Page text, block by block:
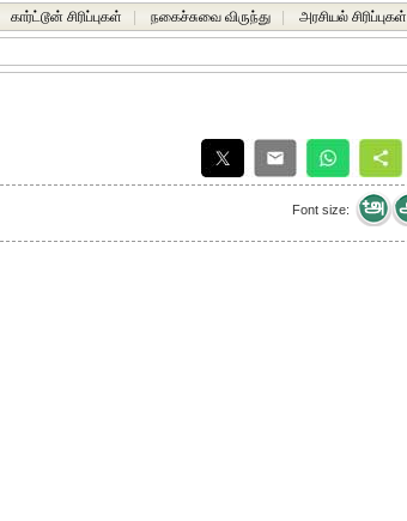
கார்ட்டூன் சிரிப்புகள் நகைச்சுவை விருந்து அரசியல் சிரிப்புகள்
Font size: